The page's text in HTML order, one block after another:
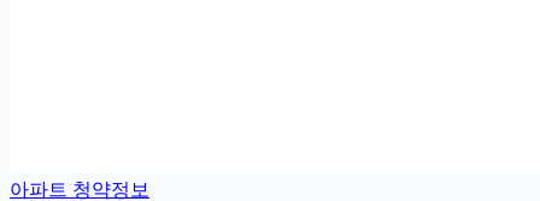
아파트 청약정보